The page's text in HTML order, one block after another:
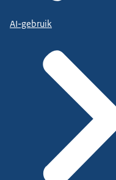
AI-gebruik